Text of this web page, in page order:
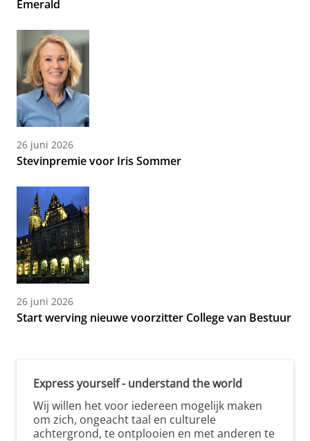
Emerald
26 juni 2026
Stevinpremie voor Iris Sommer
26 juni 2026
Start werving nieuwe voorzitter College van Bestuur
Express yourself - understand the world
Wij willen het voor iedereen mogelijk maken
om zich, ongeacht taal en culturele
achtergrond, te ontplooien en met anderen te